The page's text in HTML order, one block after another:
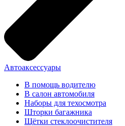
Автоаксессуары
В помощь водителю
В салон автомобиля
Наборы для техосмотра
Шторки багажника
Щётки стеклоочистителя